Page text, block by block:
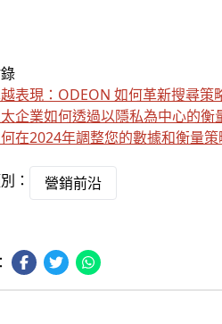
表現：ODEON 如何革新搜尋策
企業如何透過以隱私為中心的
在2024年調整您的數據和衡量策
： 營銷前沿